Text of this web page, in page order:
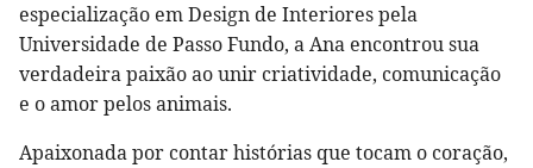
especialização em Design de Interiores pela
Universidade de Passo Fundo, a Ana encontrou sua
verdadeira paixão ao unir criatividade, comunicação
e o amor pelos animais.
Apaixonada por contar histórias que tocam o coração,